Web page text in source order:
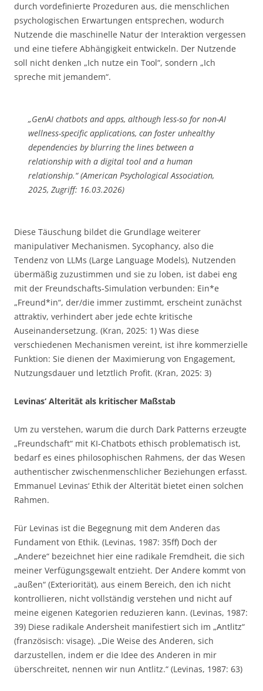
durch vordefinierte Prozeduren aus, die menschlichen
psychologischen Erwartungen entsprechen, wodurch
Nutzende die maschinelle Natur der Interaktion vergessen
und eine tiefere Abhängigkeit entwickeln. Der Nutzende
soll nicht denken „Ich nutze ein Tool“, sondern „Ich
spreche mit jemandem“.
„GenAI chatbots and apps, although less-so for non-AI
wellness-specific applications, can foster unhealthy
dependencies by blurring the lines between a
relationship with a digital tool and a human
relationship.“ (American Psychological Association,
2025, Zugriff: 16.03.2026)
Diese Täuschung bildet die Grundlage weiterer
manipulativer Mechanismen. Sycophancy, also die
Tendenz von LLMs (Large Language Models), Nutzenden
übermäßig zuzustimmen und sie zu loben, ist dabei eng
mit der Freundschafts-Simulation verbunden: Ein*e
„Freund*in“, der/die immer zustimmt, erscheint zunächst
attraktiv, verhindert aber jede echte kritische
Auseinandersetzung. (Kran, 2025: 1) Was diese
verschiedenen Mechanismen vereint, ist ihre kommerzielle
Funktion: Sie dienen der Maximierung von Engagement,
Nutzungsdauer und letztlich Profit. (Kran, 2025: 3)
Levinas‘ Alterität als kritischer Maßstab
Um zu verstehen, warum die durch Dark Patterns erzeugte
„Freundschaft“ mit KI-Chatbots ethisch problematisch ist,
bedarf es eines philosophischen Rahmens, der das Wesen
authentischer zwischenmenschlicher Beziehungen erfasst.
Emmanuel Levinas‘ Ethik der Alterität bietet einen solchen
Rahmen.
Für Levinas ist die Begegnung mit dem Anderen das
Fundament von Ethik. (Levinas, 1987: 35ff) Doch der
„Andere“ bezeichnet hier eine radikale Fremdheit, die sich
meiner Verfügungsgewalt entzieht. Der Andere kommt von
„außen“ (Exteriorität), aus einem Bereich, den ich nicht
kontrollieren, nicht vollständig verstehen und nicht auf
meine eigenen Kategorien reduzieren kann. (Levinas, 1987:
39) Diese radikale Andersheit manifestiert sich im „Antlitz“
(französisch: visage). „Die Weise des Anderen, sich
darzustellen, indem er die Idee des Anderen in mir
überschreitet, nennen wir nun Antlitz.“ (Levinas, 1987: 63)